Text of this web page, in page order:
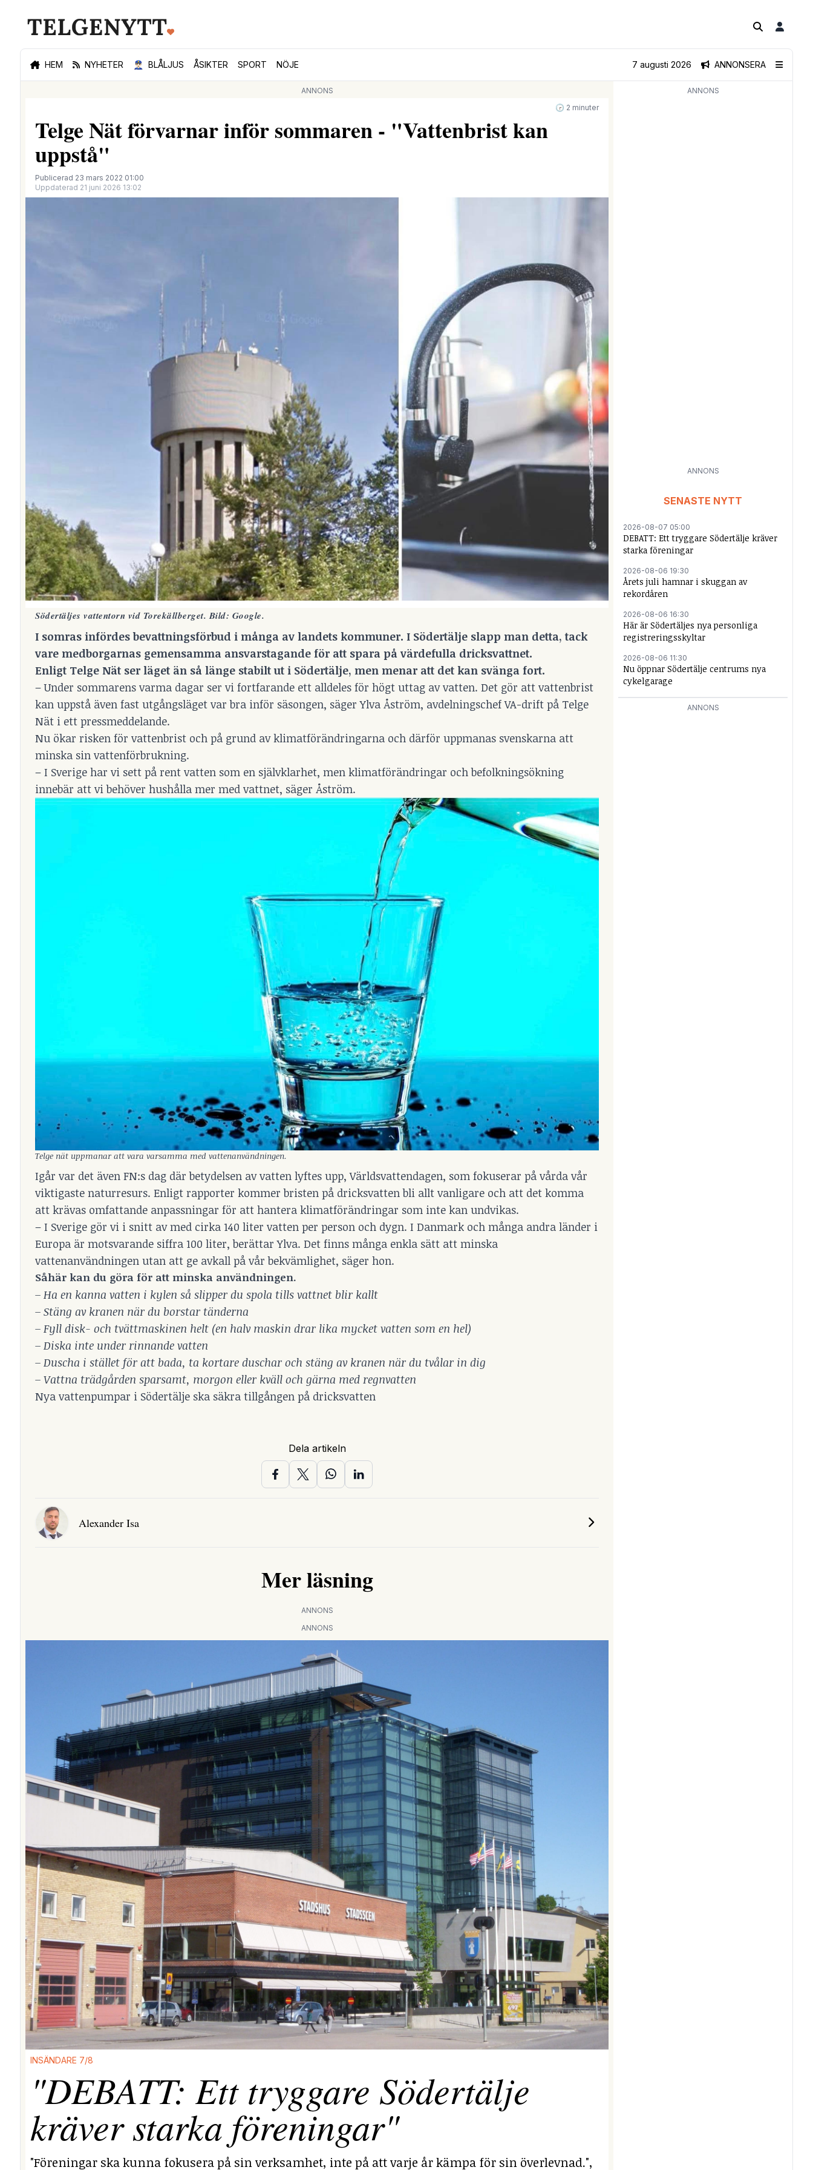
HEM NYHETER 👮🏻‍♂️ BLÅLJUS ÅSIKTER SPORT NÖJE ANNONSERA
7 augusti 2026
ANNONS
🕝 2 minuter
Telge Nät förvarnar inför sommaren - "Vattenbrist kan
uppstå"
Publicerad 23 mars 2022 01:00
Uppdaterad 21 juni 2026 13:02
Södertäljes vattentorn vid Torekällberget. Bild: Google.
I somras infördes bevattningsförbud i många av landets kommuner. I Södertälje slapp man detta, tack
vare medborgarnas gemensamma ansvarstagande för att spara på värdefulla dricksvattnet.
Enligt Telge Nät ser läget än så länge stabilt ut i Södertälje, men menar att det kan svänga fort.
– Under sommarens varma dagar ser vi fortfarande ett alldeles för högt uttag av vatten. Det gör att vattenbrist
kan uppstå även fast utgångsläget var bra inför säsongen, säger Ylva Åström, avdelningschef VA-drift på Telge
Nät i ett pressmeddelande.
Nu ökar risken för vattenbrist och på grund av klimatförändringarna och därför uppmanas svenskarna att
minska sin vattenförbrukning.
– I Sverige har vi sett på rent vatten som en självklarhet, men klimatförändringar och befolkningsökning
innebär att vi behöver hushålla mer med vattnet, säger Åström.
Telge nät uppmanar att vara varsamma med vattenanvändningen.
Igår var det även FN:s dag där betydelsen av vatten lyftes upp, Världsvattendagen, som fokuserar på vårda vår
viktigaste naturresurs. Enligt rapporter kommer bristen på dricksvatten bli allt vanligare och att det komma
att krävas omfattande anpassningar för att hantera klimatförändringar som inte kan undvikas.
– I Sverige gör vi i snitt av med cirka 140 liter vatten per person och dygn. I Danmark och många andra länder i
Europa är motsvarande siffra 100 liter, berättar Ylva. Det finns många enkla sätt att minska
vattenanvändningen utan att ge avkall på vår bekvämlighet, säger hon.
Såhär kan du göra för att minska användningen.
– Ha en kanna vatten i kylen så slipper du spola tills vattnet blir kallt
– Stäng av kranen när du borstar tänderna
– Fyll disk- och tvättmaskinen helt (en halv maskin drar lika mycket vatten som en hel)
– Diska inte under rinnande vatten
– Duscha i stället för att bada, ta kortare duschar och stäng av kranen när du tvålar in dig
– Vattna trädgården sparsamt, morgon eller kväll och gärna med regnvatten
Nya vattenpumpar i Södertälje ska säkra tillgången på dricksvatten
Dela artikeln
Alexander Isa
Mer läsning
ANNONS
ANNONS
INSÄNDARE 7/8
"DEBATT: Ett tryggare Södertälje
kräver starka föreningar"
"Föreningar ska kunna fokusera på sin verksamhet, inte på att varje år kämpa för sin överlevnad.",
ANNONS
ANNONS
SENASTE NYTT
2026-08-07 05:00
DEBATT: Ett tryggare Södertälje kräver
starka föreningar
2026-08-06 19:30
Årets juli hamnar i skuggan av
rekordåren
2026-08-06 16:30
Här är Södertäljes nya personliga
registreringsskyltar
2026-08-06 11:30
Nu öppnar Södertälje centrums nya
cykelgarage
ANNONS